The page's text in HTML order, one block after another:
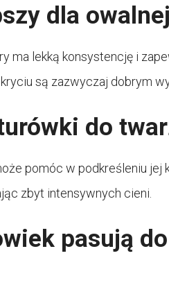
dla
ma lekką konsystencję i
są zazwyczaj dobrym
do
pomóc w podkreśleniu jej
zbyt intensywnych cieni.
pasują